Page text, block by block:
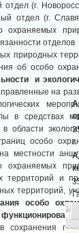
(г.
отдел (г.
охраняемых
отделов
природных
об особо
и
на
в средствах
особо
местности
территорий и
территорий,
особо